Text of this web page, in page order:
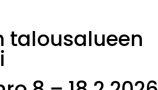
talousalueen